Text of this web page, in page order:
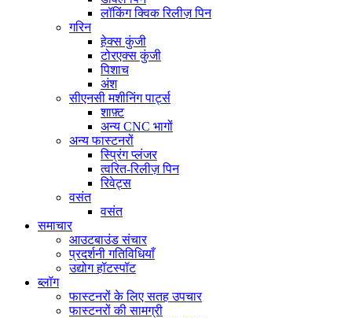
लॉकिंग क्विक रिलीज़ पिन
गरिन
हेक्स कुंजी
टोरएक्स कुंजी
पिशाच
अंश
सीएनसी मशीनिंग पार्ट्स
शाफ़्ट
अन्य CNC भागों
अन्य फास्टनरों
स्प्रिंग प्लंजर
त्वरित-रिलीज़ पिन
रिवेट्स
वसंत
वसंत
समाचार
आउटबाउंड संचार
प्रदर्शनी गतिविधियाँ
उद्योग हॉटस्पॉट
ब्लॉग
फास्टनरों के लिए सतह उपचार
फास्टनरों की सामग्री